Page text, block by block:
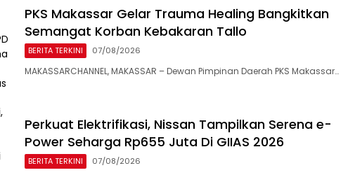
PKS Makassar Gelar Trauma Healing Bangkitkan
Semangat Korban Kebakaran Tallo
BERITA TERKINI 07/08/2026
MAKASSARCHANNEL, MAKASSAR – Dewan Pimpinan Daerah PKS Makassar…
Perkuat Elektrifikasi, Nissan Tampilkan Serena e-
Power Seharga Rp655 Juta Di GIIAS 2026
BERITA TERKINI 07/08/2026